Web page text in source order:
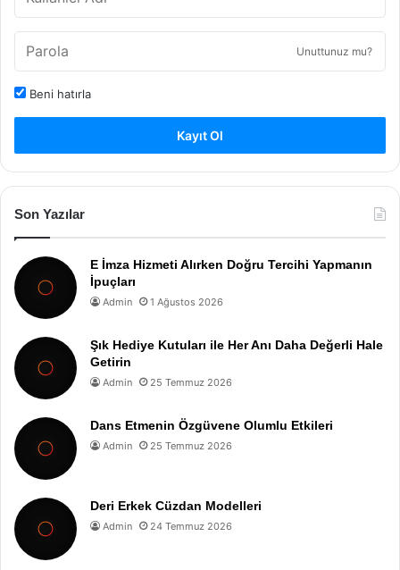
Unuttunuz mu?
Beni hatırla
Kayıt Ol
Son Yazılar
E İmza Hizmeti Alırken Doğru Tercihi Yapmanın
İpuçları
Admin 1 Ağustos 2026
Şık Hediye Kutuları ile Her Anı Daha Değerli Hale
Getirin
Admin 25 Temmuz 2026
Dans Etmenin Özgüvene Olumlu Etkileri
Admin 25 Temmuz 2026
Deri Erkek Cüzdan Modelleri
Admin 24 Temmuz 2026